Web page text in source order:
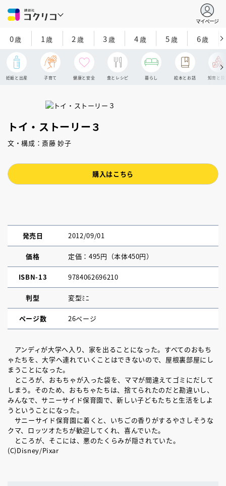
マイページ
0歳 1歳 2 歳 3歳 4歳 5歳 6歳
妊娠と出産 子育て 健康と安全 食とレシピ 暮らし 絵本とお話 知育と探
トイ・ストーリー３
文・構成：斎藤 妙子
購入はこちら
発売日 2012/09/01
価格 定価：495円（本体450円）
ISBN-13 9784062696210
判型 変型ﾐﾆ
ページ数 26ページ
アンディが大学へ入り、家を出ることになった。すべてのおもち
ゃたちを、大学へ連れていくことはできないので、屋根裏部屋にし
まうことになった。
ところが、おもちゃが入った袋を、ママが間違えてゴミにだして
しまう。そのため、おもちゃたちは、捨てられたのだと勘違いし、
みんなで、サニーサイド保育園で、新しい子どもたちと生活をしよ
うということになった。
サニーサイド保育園に着くと、いちごの香りがするやさしそうな
クマ、ロッツオたちが歓迎してくれ、喜んでいた。
ところが、そこには、悪のたくらみが隠されていた。
(C)Disney/Pixar